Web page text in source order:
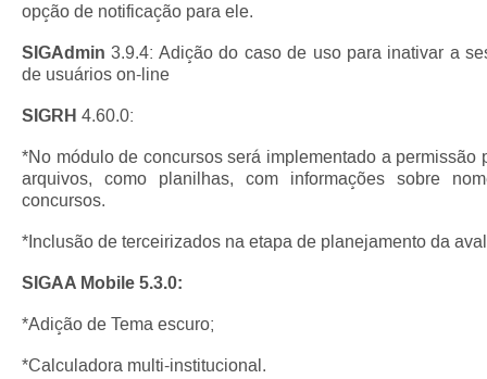
opção de notificação para ele.
SIGAdmin 3.9.4: Adição do caso de uso para inativar a
de usuários on-line
SIGRH 4.60.0:
*No módulo de concursos será implementado a permissão
arquivos, como planilhas, com informações sobre
concursos.
*Inclusão de terceirizados na etapa de planejamento da
SIGAA Mobile 5.3.0:
*Adição de Tema escuro;
*Calculadora multi-institucional.